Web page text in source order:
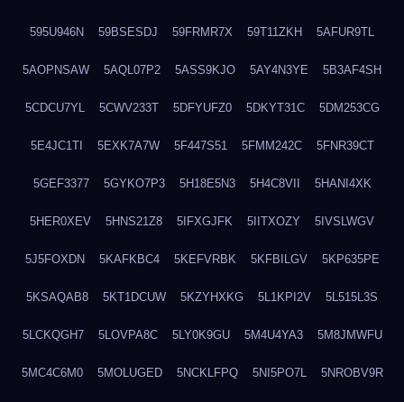
595U946N 59BSESDJ 59FRMR7X 59T11ZKH 5AFUR9TL
5AOPNSAW 5AQL07P2 5ASS9KJO 5AY4N3YE 5B3AF4SH
5CDCU7YL 5CWV233T 5DFYUFZ0 5DKYT31C 5DM253CG
5E4JC1TI 5EXK7A7W 5F447S51 5FMM242C 5FNR39CT
5GEF3377 5GYKO7P3 5H18E5N3 5H4C8VII 5HANI4XK
5HER0XEV 5HNS21Z8 5IFXGJFK 5IITXOZY 5IVSLWGV
5J5FOXDN 5KAFKBC4 5KEFVRBK 5KFBILGV 5KP635PE
5KSAQAB8 5KT1DCUW 5KZYHXKG 5L1KPI2V 5L515L3S
5LCKQGH7 5LOVPA8C 5LY0K9GU 5M4U4YA3 5M8JMWFU
5MC4C6M0 5MOLUGED 5NCKLFPQ 5NI5PO7L 5NROBV9R